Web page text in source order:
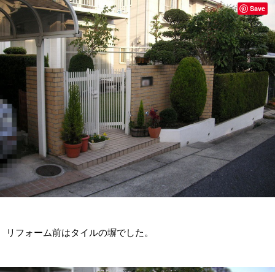
リフォーム前はタイルの塀でした。
Save